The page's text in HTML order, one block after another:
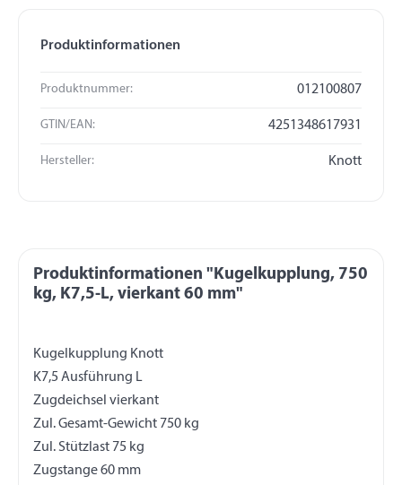
Produktinformationen
Produktnummer: 012100807
GTIN/EAN: 4251348617931
Hersteller: Knott
Produktinformationen "Kugelkupplung, 750
kg, K7,5-L, vierkant 60 mm"
Kugelkupplung Knott
K7,5 Ausführung L
Zugdeichsel vierkant
Zul. Gesamt-Gewicht 750 kg
Zul. Stützlast 75 kg
Zugstange 60 mm